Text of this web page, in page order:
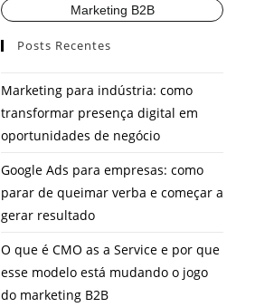
Marketing B2B
Posts Recentes
Marketing para indústria: como
transformar presença digital em
oportunidades de negócio
Google Ads para empresas: como
parar de queimar verba e começar a
gerar resultado
O que é CMO as a Service e por que
esse modelo está mudando o jogo
do marketing B2B